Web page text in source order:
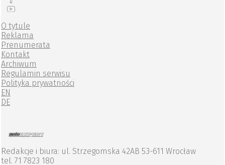
O tytule
Reklama
Prenumerata
Kontakt
Archiwum
Regulamin serwisu
Polityka prywatności
EN
DE
Redakcje i biura: ul. Strzegomska 42AB 53-611 Wrocław
tel. 71 7823 180